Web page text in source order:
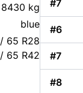
8430 kg
blue
65 R28
65 R42
#7
#6
#7
#8